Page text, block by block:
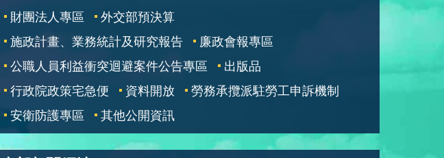
財團法人專區
外交部預決算
施政計畫、業務統計及研究報告
廉政會報專區
公職人員利益衝突迴避案件公告專區
出版品
行政院政策宅急便
資料開放
勞務承攬派駐勞工申訴機制
安衛防護專區
其他公開資訊